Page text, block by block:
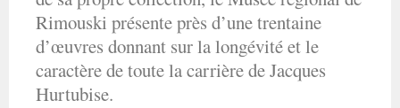
Rimouski présente près d’une trentaine
d’œuvres donnant sur la longévité et le
caractère de toute la carrière de Jacques
Hurtubise.